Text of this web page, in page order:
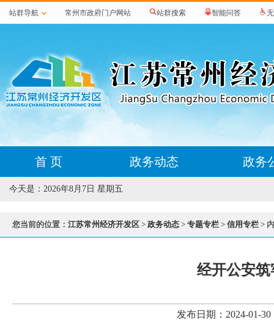
站群导航 常州市政府门户网站 站群搜索 智能问答
首 页 政务动态 政务
今天是： 2026年8月7日 星期五
您当前的位置： 江苏常州经济开发区 > 政务动态 > 专题专栏 > 信用专栏 >
经开公安
发布日期：2024-01-